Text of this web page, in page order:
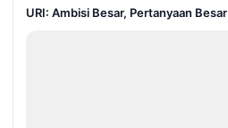
URI: Ambisi Besar, Pertanyaan Besar